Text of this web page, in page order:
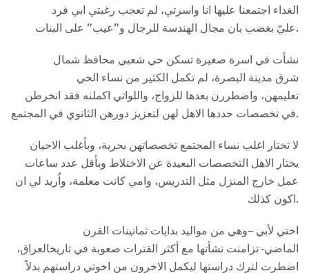
الغداء اجتمعنا عليها انا واسرتي، لم تعجب رغبتي ابي فرد
عليّ بغضب بان مجال الهندسة للرجال و"عيب" على البنات.
نشأت في اسرة صغيرة تسكن حي شعبي محافظ شمال
شرق مدينة البصرة، لم تكمل الكثير من نساء الحي
تعليمهن، واضطررن بعدها للزواج، واللواتي اكملنه فقد انخرطن
في تخصصات حددها الاهل لهن لتعزيز دورهن الثانوي في المجتمع.
لا تختار اغلب نساء المجتمع تخصصاتهن بحرية، وبأغلب الاحيان
يختار الاهل التخصصات البعيدة عن الاختلاط وبأقل عدد ساعات
عمل خارج المنزل مثل التدريس، وامي كانت معلمة، واُريد لي ان
اكون كذلك.
اختي لأبي –وهي من مواليد بدايات ثمانينات القرن
الماضي- تزامنت نشأتها مع أكثر الفترات صعوبة في تاريخالعراق،
اضطرت لترك دراستها ليكمل الاخرون من اخوتي دراستهم بدلاً